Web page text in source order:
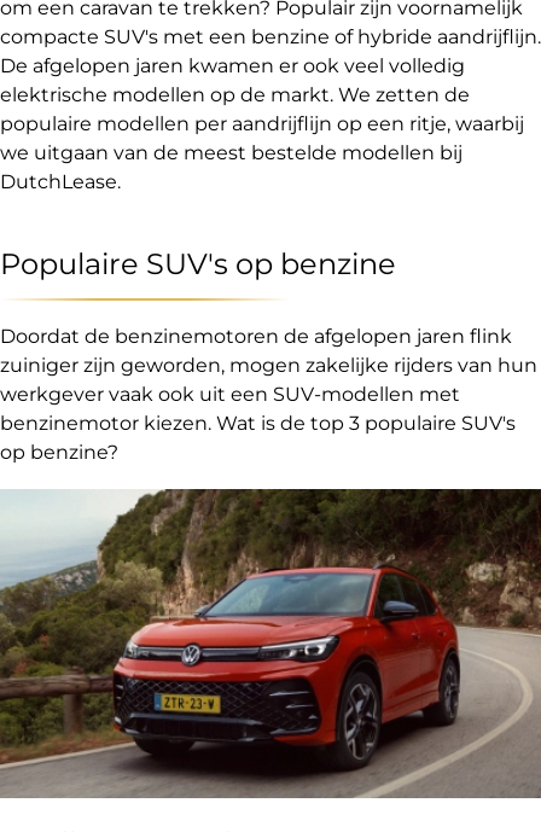
om een caravan te trekken? Populair zijn voornamelijk
compacte SUV's met een benzine of hybride aandrijflijn.
De afgelopen jaren kwamen er ook veel volledig
elektrische modellen op de markt. We zetten de
populaire modellen per aandrijflijn op een ritje, waarbij
we uitgaan van de meest bestelde modellen bij
DutchLease.
Populaire SUV's op benzine
Doordat de benzinemotoren de afgelopen jaren flink
zuiniger zijn geworden, mogen zakelijke rijders van hun
werkgever vaak ook uit een SUV-modellen met
benzinemotor kiezen. Wat is de top 3 populaire SUV's
op benzine?